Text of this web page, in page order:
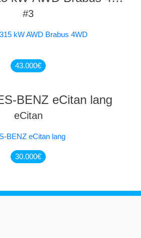
(66kWh)
#3
43.000€
BENZ eCitan lang
eCitan
30.000€